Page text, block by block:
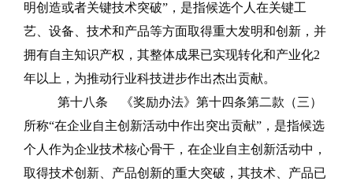
明创造或者关键技术突破”，是指候选个人在关键工
艺、设备、技术和产品等方面取得重大发明和创新，并
拥有自主知识产权，其整体成果已实现转化和产业化2
年以上，为推动行业科技进步作出杰出贡献。
第十八条
《奖励办法》第十四条第二款（三）
所称“在企业自主创新活动中作出突出贡献”， 是指候选
个人作为企业技术核心骨干， 在企业自主创新活动中，
取得技术创新、产品创 新的重大突破，其技术、产品已